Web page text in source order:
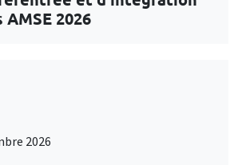
2026
2026